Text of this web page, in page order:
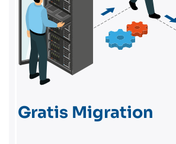
Gratis Migration